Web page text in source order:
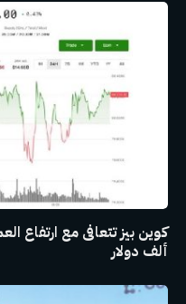
ألف دولار